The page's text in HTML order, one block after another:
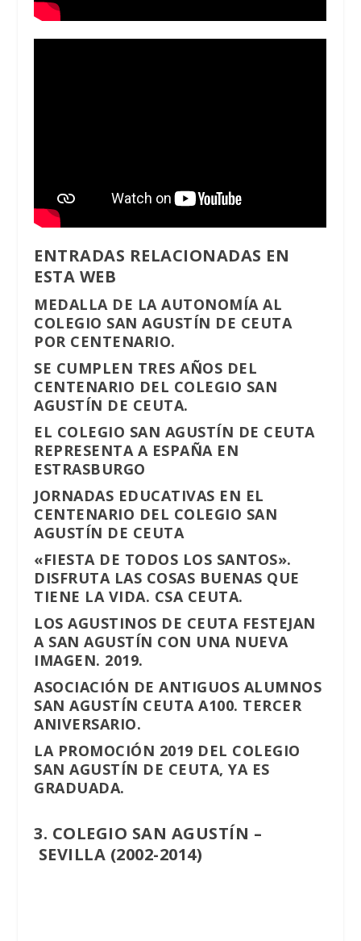
ENTRADAS RELACIONADAS EN
ESTA WEB
MEDALLA DE LA AUTONOMÍA AL
COLEGIO SAN AGUSTÍN DE CEUTA
POR CENTENARIO.
SE CUMPLEN TRES AÑOS DEL
CENTENARIO DEL COLEGIO SAN
AGUSTÍN DE CEUTA.
EL COLEGIO SAN AGUSTÍN DE CEUTA
REPRESENTA A ESPAÑA EN
ESTRASBURGO
JORNADAS EDUCATIVAS EN EL
CENTENARIO DEL COLEGIO SAN
AGUSTÍN DE CEUTA
«FIESTA DE TODOS LOS SANTOS».
DISFRUTA LAS COSAS BUENAS QUE
TIENE LA VIDA. CSA CEUTA.
LOS AGUSTINOS DE CEUTA FESTEJAN
A SAN AGUSTÍN CON UNA NUEVA
IMAGEN. 2019.
ASOCIACIÓN DE ANTIGUOS ALUMNOS
SAN AGUSTÍN CEUTA A100. TERCER
ANIVERSARIO.
LA PROMOCIÓN 2019 DEL COLEGIO
SAN AGUSTÍN DE CEUTA, YA ES
GRADUADA.
3. COLEGIO SAN AGUSTÍN –
SEVILLA (2002-2014)